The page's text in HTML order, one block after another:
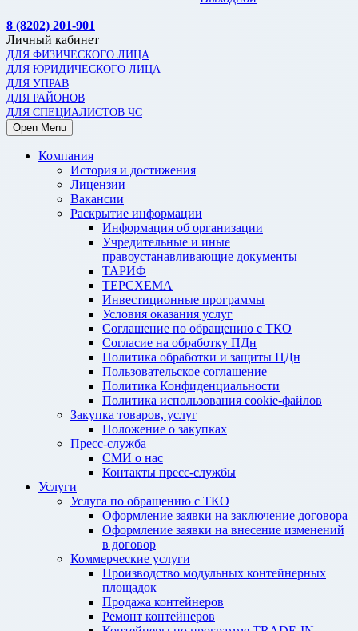
8 (8202) 201-901
Личный кабинет
ДЛЯ ФИЗИЧЕСКОГО ЛИЦА
ДЛЯ ЮРИДИЧЕСКОГО ЛИЦА
ДЛЯ УПРАВ
ДЛЯ РАЙОНОВ
ДЛЯ СПЕЦИАЛИСТОВ ЧС
Open Menu
Компания
История и достижения
Лицензии
Вакансии
Раскрытие информации
Информация об организации
Учредительные и иные
правоустанавливающие документы
ТАРИФ
ТЕРСХЕМА
Инвестиционные программы
Условия оказания услуг
Соглашение по обращению с ТКО
Согласие на обработку ПДн
Политика обработки и защиты ПДн
Пользовательское соглашение
Политика Конфиденциальности
Политика использования cookie-файлов
Закупка товаров, услуг
Положение о закупках
Пресс-служба
СМИ о нас
Контакты пресс-службы
Услуги
Услуга по обращению с ТКО
Оформление заявки на заключение договора
Оформление заявки на внесение изменений
в договор
Коммерческие услуги
Производство модульных контейнерных
площадок
Продажа контейнеров
Ремонт контейнеров